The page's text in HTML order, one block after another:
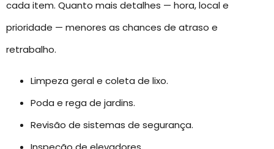
cada item. Quanto mais detalhes — hora, local e
prioridade — menores as chances de atraso e
retrabalho.
Limpeza geral e coleta de lixo.
Poda e rega de jardins.
Revisão de sistemas de segurança.